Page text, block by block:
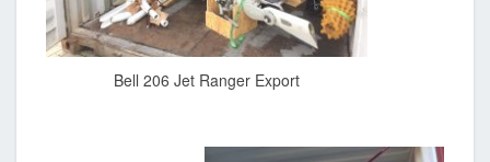
Bell 206 Jet Ranger Export